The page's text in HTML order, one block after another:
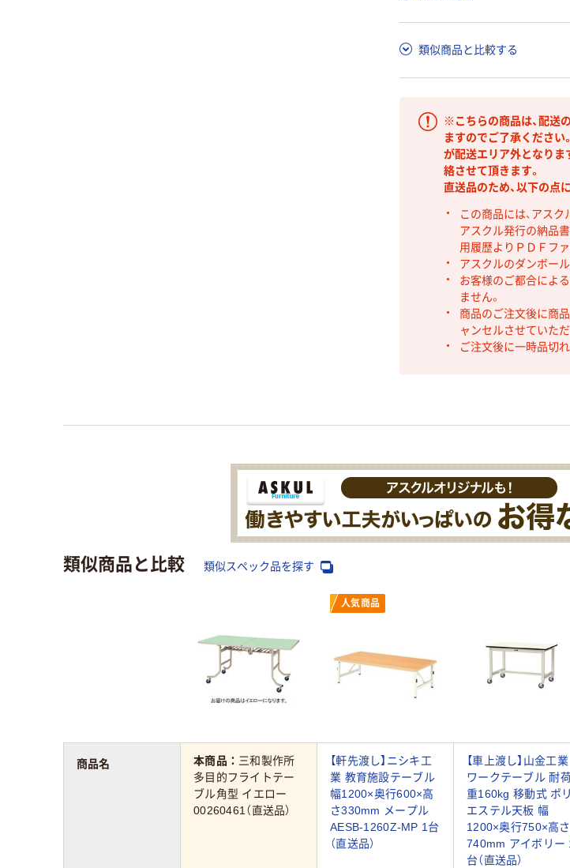
類似商品と比較する
※こちらの商品は、配送
ますのでご了承ください
が配送エリア外となりま
絡させて頂きます。
直送品のため、以下の点
この商品には、アス
アスクル発行の納品
用履歴よりＰＤＦフ
アスクルのダンボー
お客様のご都合による
ません。
商品のご注文後に商
ャンセルさせていた
ご注文後に一時品切
類似商品と比較 類似スペック品を探す
人気商品
本商品： 三和製作所
多目的フライトテー
ブル角型 イエロー
00260461（直送品）
【軒先渡し】ニシキ工
業 教育施設テーブル
幅1200×奥行600×高
さ330mm メープル
AESB-1260Z-MP 1台
（直送品）
【車上渡し】山金工業
ワークテーブル 耐
重160kg 移動式 ポリ
エステル天板 幅
1200×奥行750×高さ
740mm アイボリー
台（直送品）
商品名